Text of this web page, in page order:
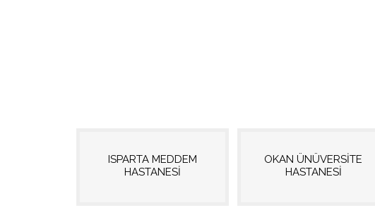
ISPARTA MEDDEM
HASTANESİ
OKAN ÜNÜVERSİTE
HASTANESİ